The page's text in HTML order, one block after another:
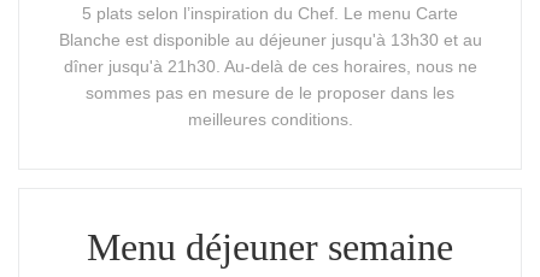
5 plats selon l’inspiration du Chef. Le menu Carte
Blanche est disponible au déjeuner jusqu'à 13h30 et au
dîner jusqu'à 21h30. Au-delà de ces horaires, nous ne
sommes pas en mesure de le proposer dans les
meilleures conditions.
Menu déjeuner semaine